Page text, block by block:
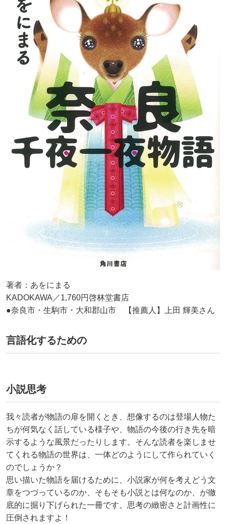
著者：あをにまる
KADOKAWA／1,760円啓林堂書店
●奈良市・生駒市・大和郡山市 【推薦人】上田 輝美さん
言語化するための
小説思考
我々読者が物語の扉を開くとき、想像するのは登場人物た
ちが何気なく話している様子や、物語の今後の行き先を暗
示するような風景だったりします。そんな読者を楽しませ
てくれる物語の世界は、一体どのようにして作られていく
のでしょうか？
思い描いた物語を届けるために、小説家が何を考えどう文
章をつづっているのか、そもそも小説とは何なのか、が徹
底的に掘り下げられた一冊です。思考の緻密さと計画性に
圧倒されますよ！